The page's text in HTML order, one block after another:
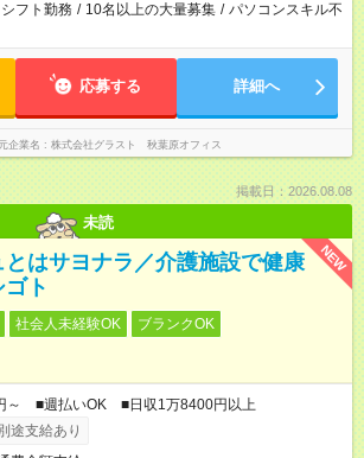
シフト勤務 / 10名以上の大量募集 / パソコンスキル不
応募する 詳細へ
企業名 株式会社グラスト 秋葉原オフィス
掲載日：2026.08.08
未読
NEW
とはサヨナラ／介護施設で健康
ト
社会人未経験OK
ブランクOK
～ ■週払いOK ■日収1万8400円以上
途支給あり